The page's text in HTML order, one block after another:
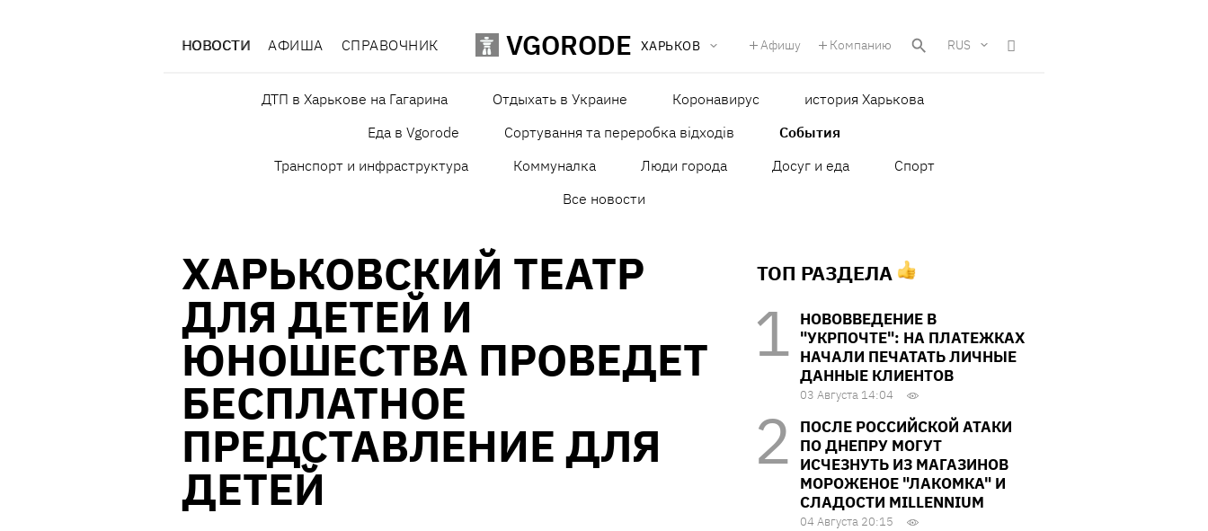
НОВОСТИ АФИША СПРАВОЧНИК VGORODE ХАРЬКОВ Афишу Компанию RUS
ДТП в Харькове на Гагарина Отдыхать в Украине Коронавирус
история Харькова
Еда в Vgorode
Сортування та переробка відходів
События
Транспорт и инфраструктура
Коммуналка Люди города Досуг и еда
Спорт
Все новости
ХАРЬКОВСКИЙ ТЕАТР
ДЛЯ ДЕТЕЙ И
ЮНОШЕСТВА ПРОВЕДЕТ
БЕСПЛАТНОЕ
ПРЕДСТАВЛЕНИЕ ДЛЯ
ДЕТЕЙ
ТОП РАЗДЕЛА
НОВОВВЕДЕНИЕ В
"УКРПОЧТЕ": НА ПЛАТЕЖКАХ
НАЧАЛИ ПЕЧАТАТЬ ЛИЧНЫЕ
ДАННЫЕ КЛИЕНТОВ
03 Августа 14:04
ПОСЛЕ РОССИЙСКОЙ АТАКИ
ПО ДНЕПРУ МОГУТ
ИСЧЕЗНУТЬ ИЗ МАГАЗИНОВ
МОРОЖЕНОЕ "ЛАКОМКА" И
СЛАДОСТИ MILLENNIUM
04 Августа 20:15